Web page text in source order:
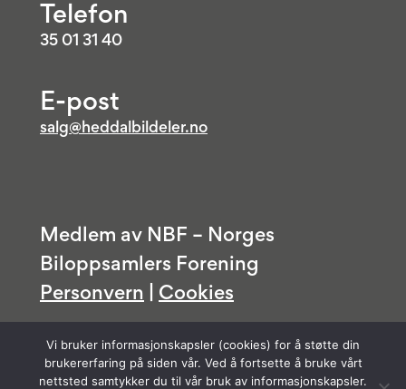
Telefon
35 01 31 40
E-post
salg@heddalbildeler.no
Medlem av NBF – Norges
Biloppsamlers Forening
Personvern
Cookies
Vi bruker informasjonskapsler (cookies) for å støtte din
brukererfaring på siden vår. Ved å fortsette å bruke vårt
nettsted samtykker du til vår bruk av informasjonskapsler.